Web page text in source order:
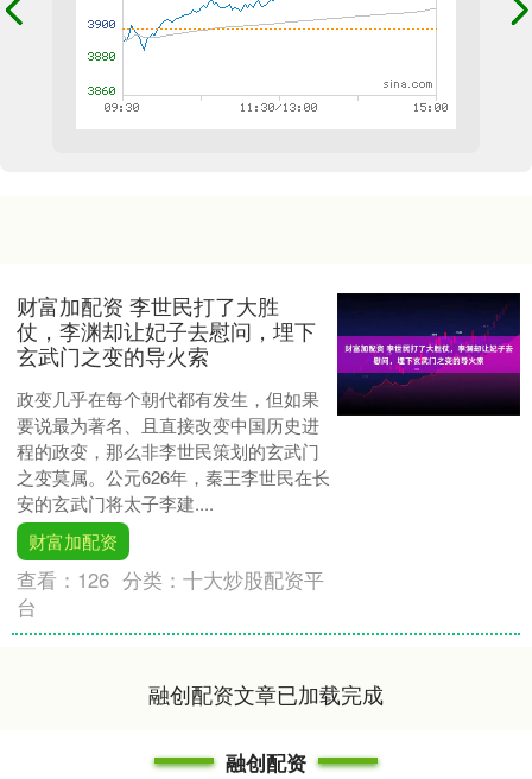
财富加配资 李世民打了大胜
仗，李渊却让妃子去慰问，埋下
玄武门之变的导火索
政变几乎在每个朝代都有发生，但如果
要说最为著名、且直接改变中国历史进
程的政变，那么非李世民策划的玄武门
之变莫属。公元626年，秦王李世民在长
安的玄武门将太子李建....
财富加配资
查看： 126 分类：十大炒股配资平
台
融创配资文章已加载完成
融创配资